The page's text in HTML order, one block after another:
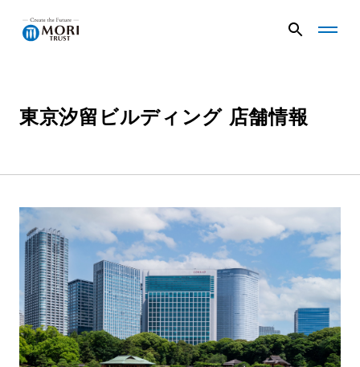
G
v
ニ
ー
を
開
く
G
v
ニ
ー
を
閉
じ
る
企業情報
ニュース
事業内容
プロジェクト
サステナビリティ
東京汐留ビルディング 店舗情報